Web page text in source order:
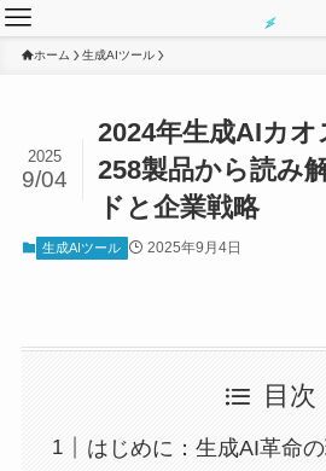
ホーム 生成AIツール
2024年生成AIカオ
258製品から読み
ドと企業戦略
2025
9/04
生成AIツール 2025年9月4日
目次
はじめに：生成AI革命